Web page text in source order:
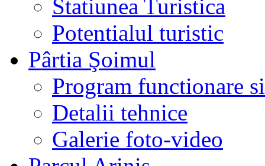
Statiunea Turistica
Potentialul turistic
Pârtia Şoimul
Program functionare
Detalii tehnice
Galerie foto-video